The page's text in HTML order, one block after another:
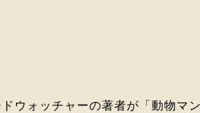
ウォッチャーの著者が「動物マ